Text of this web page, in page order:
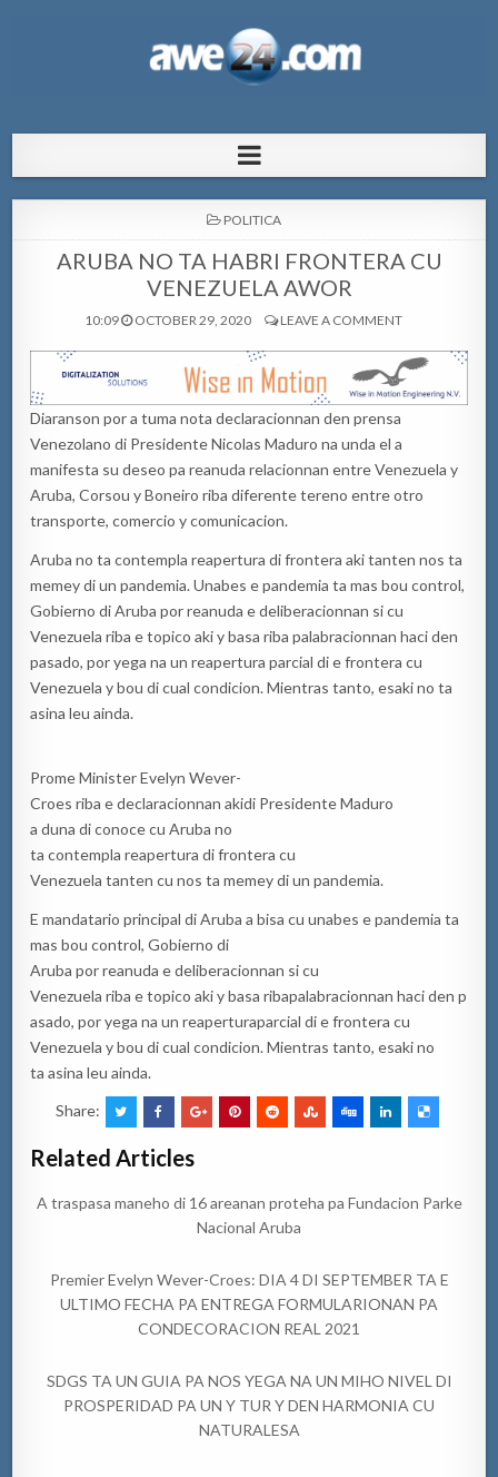
pa Aruba
POSTED
POLITICA
ARUBA NO TA HABRI FRONTERA CU
VENEZUELA AWOR
10:09 OCTOBER 29, 2020 LEAVE A COMMENT
Diaranson por a tuma nota declaracionnan den prensa
Venezolano di Presidente Nicolas Maduro na unda el a
manifesta su deseo pa reanuda relacionnan entre Venezuela y
Aruba, Corsou y Boneiro riba diferente tereno entre otro
transporte, comercio y comunicacion.
Aruba no ta contempla reapertura di frontera aki tanten nos ta
memey di un pandemia. Unabes e pandemia ta mas bou control,
Gobierno di Aruba por reanuda e deliberacionnan si cu
Venezuela riba e topico aki y basa riba palabracionnan haci den
pasado, por yega na un reapertura parcial di e frontera cu
Venezuela y bou di cual condicion. Mientras tanto, esaki no ta
asina leu ainda.
Prome Minister Evelyn Wever-
Croes riba e declaracionnan akidi Presidente Maduro
a duna di conoce cu Aruba no
ta contempla reapertura di frontera cu
Venezuela tanten cu nos ta memey di un pandemia.
E mandatario principal di Aruba a bisa cu unabes e pandemia ta
mas bou control, Gobierno di
Aruba por reanuda e deliberacionnan si cu
Venezuela riba e topico aki y basa ribapalabracionnan haci den p
asado, por yega na un reaperturaparcial di e frontera cu
Venezuela y bou di cual condicion. Mientras tanto, esaki no
ta asina leu ainda.
Share:
Related Articles
A traspasa maneho di 16 areanan proteha pa Fundacion Parke
Nacional Aruba
Premier Evelyn Wever-Croes: DIA 4 DI SEPTEMBER TA E
ULTIMO FECHA PA ENTREGA FORMULARIONAN PA
CONDECORACION REAL 2021
SDGS TA UN GUIA PA NOS YEGA NA UN MIHO NIVEL DI
PROSPERIDAD PA UN Y TUR Y DEN HARMONIA CU
NATURALESA